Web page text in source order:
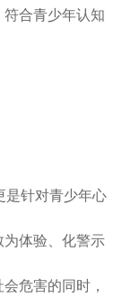
合青少年认知
是针对青少年心
体验、化警示
危害的同时，